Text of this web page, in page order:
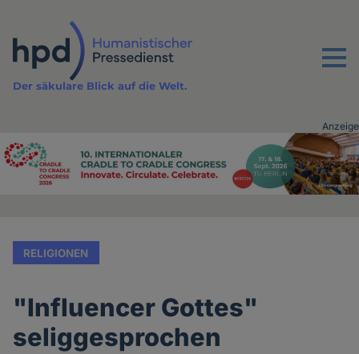
Inhalt
Menu
Der säkulare Blick auf die Welt.
Advertising
Anzeige
RELIGIONEN
"Influencer Gottes"
seliggesprochen